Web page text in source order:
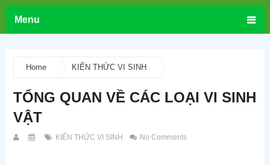
Menu
Home KIẾN THỨC VI SINH
TỔNG QUAN VỀ CÁC LOẠI VI SINH
VẬT
KIẾN THỨC VI SINH No Comments